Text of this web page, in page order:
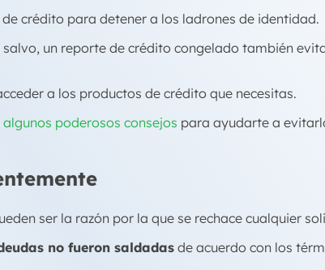
crédito para detener a los ladrones de identidad.
un reporte de crédito congelado también
a los productos de crédito que necesitas.
poderosos consejos para ayudarte a
ser la razón por la que se rechace cualquier
no fueron saldadas de acuerdo con los